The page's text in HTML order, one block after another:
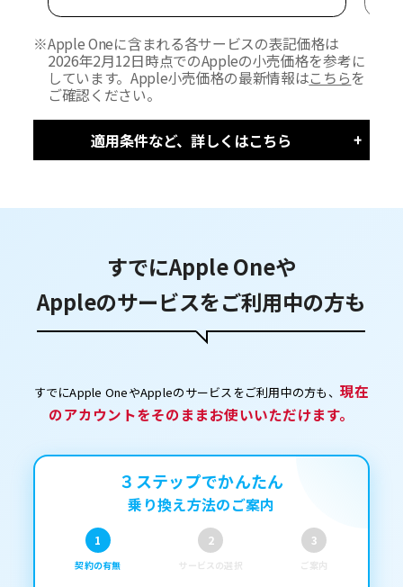
※Apple Oneに含まれる各サービスの表記価格は
2026年2月12日時点でのAppleの小売価格を参考に
しています。Apple小売価格の最新情報はこちらを
ご確認ください。
適用条件など、詳しくはこちら
すでにApple Oneや
Appleのサービスをご利用中の方も
すでにApple OneやAppleのサービスをご利用中の方も、 現在
のアカウントをそのままお使いいただけます。
３ステップでかんたん
乗り換え方法のご案内
1
契約の有無
2
サービスの選択
3
ご案内